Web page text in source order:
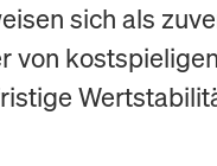
sich als
von